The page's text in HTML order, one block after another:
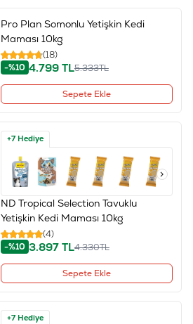
Pro Plan Somonlu Yetişkin Kedi
Maması 10kg
(18)
-%10 4.799TL5.333TL
Sepete Ekle
+7 Hediye
ND Tropical Selection Tavuklu
Yetişkin Kedi Maması 10kg
(4)
-%10 3.897TL4.330TL
Sepete Ekle
+7 Hediye